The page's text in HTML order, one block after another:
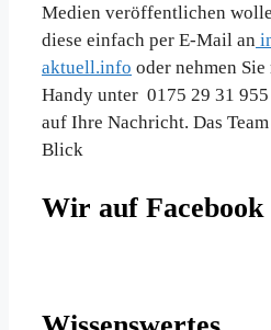
Medien veröffentlichen
diese einfach per E-Mail an
aktuell.info oder nehmen
Handy unter 0175 29 31
auf Ihre Nachricht. Das
Blick
Wir auf Facebook